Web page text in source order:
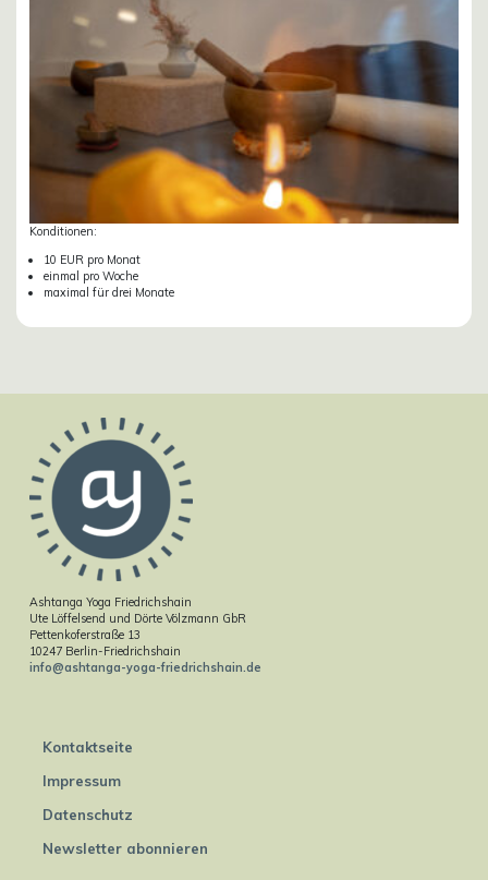
Konditionen:
10 EUR pro Monat
einmal pro Woche
maximal für drei Monate
Ashtanga Yoga Friedrichshain
Ute Löffelsend und Dörte Völzmann GbR
Pettenkoferstraße 13
10247 Berlin-Friedrichshain
info@ashtanga-yoga-friedrichshain.de
Kontaktseite
Impressum
Datenschutz
Newsletter abonnieren